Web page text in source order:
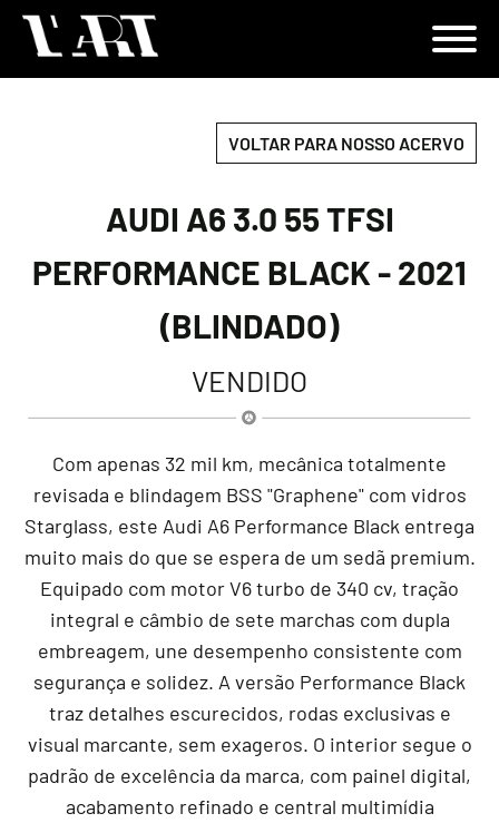
VOLTAR PARA NOSSO ACERVO
AUDI A6 3.0 55 TFSI
PERFORMANCE BLACK - 2021
(BLINDADO)
VENDIDO
Com apenas 32 mil km, mecânica totalmente
revisada e blindagem BSS "Graphene" com vidros
Starglass, este Audi A6 Performance Black entrega
muito mais do que se espera de um sedã premium.
Equipado com motor V6 turbo de 340 cv, tração
integral e câmbio de sete marchas com dupla
embreagem, une desempenho consistente com
segurança e solidez. A versão Performance Black
traz detalhes escurecidos, rodas exclusivas e
visual marcante, sem exageros. O interior segue o
padrão de excelência da marca, com painel digital,
acabamento refinado e central multimídia